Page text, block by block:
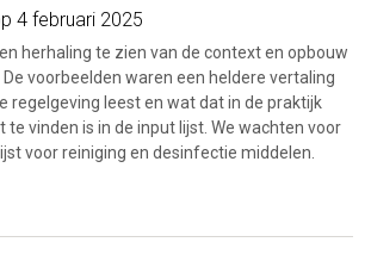
4 februari 2025
herhaling te zien van de context en opbouw
voorbeelden waren een heldere vertaling
regelgeving leest en wat dat in de praktijk
te vinden is in de input lijst. We wachten voor
voor reiniging en desinfectie middelen.